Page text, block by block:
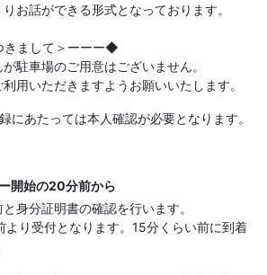
お話ができる形式となっております。
まして＞ーーー◆
駐車場のご用意はございません。
用いただきますようお願いいたします。
にあたっては本人確認が必要となります。
開始の20分前から
身分証明書の確認を行います。
より受付となります。15分くらい前に到着